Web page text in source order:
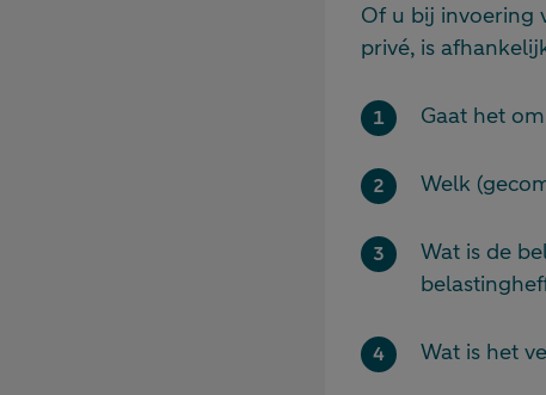
Of u bij invoering
privé, is
Gaat het
Welk
Wat is de
Wat is het